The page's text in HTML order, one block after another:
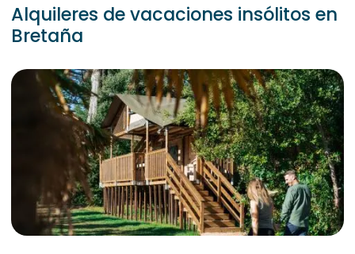
Alquileres de vacaciones insólitos en
Bretaña